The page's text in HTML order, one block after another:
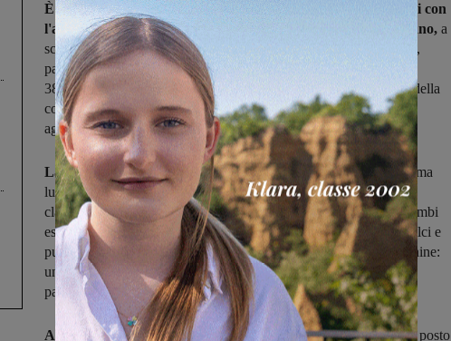
È stata la decisione di uno dei due automobilisti di soffermarsi con
l'auto lungo la strada per il San Donato, nel comune di Rignano, a
scatenare una lite furibonda sfociata in calci e pugni e in finestrini,
parabrezza e specchietti retrovisori distrutti. I due protagonisti, un
38enne e un 29enne del luogo, sono stati arrestati dai carabinieri della
compagnia di Figline per lesioni personali e danneggiamento
aggravato.
La vicenda risale a ieri sera.Uno dei due automobilisti si sofferma
lungo la strada, l'altro che sta sopraggiungendo inizia a suonare il
clacson. Ne nasce uno scambio di improperi tra i due finchè entrambi
escono dalle proprie auto e dalle parole passano ai fatti: volano calci e
pugni. Si rincorrono anche. Poi la loro rabbia si sfoga sulle macchine:
uno si avvale anche di un ombrello e vengono distrutti finestrini,
parabrezza e specchietti retrovisori.
Alcuni residenti chiamano i carabinieri: i militari giungono sul posto